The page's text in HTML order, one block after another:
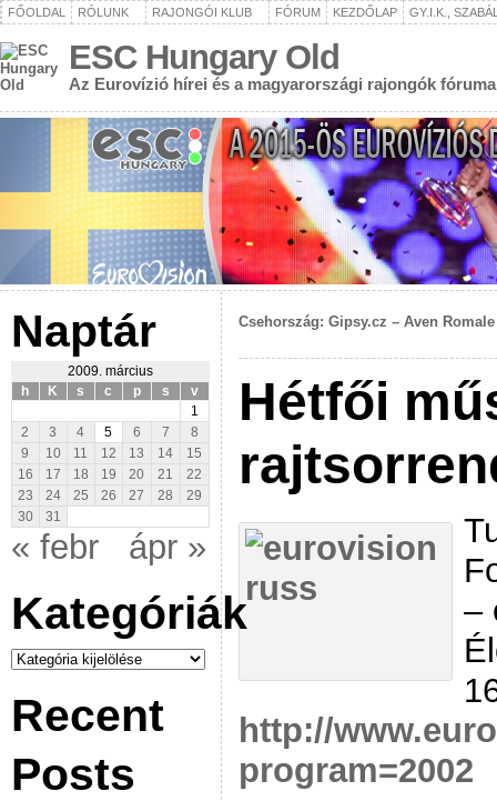
FŐOLDAL RÓLUNK RAJONGÓI KLUB FÓRUM KEZDŐLAP GY.I.K.,
ESC Hungary Old
Az Eurovízió hírei és a magyarországi rajongók fóruma
Naptár
2009. március
h
K s c p s
v
1
2
3 4 5 6 7
8
9
10 11 12 13 14
15
16
17 18 19 20 21
22
23
24 25 26 27 28
29
30
31
« febr ápr »
Kategóriák
Kategóriák
Recent
Posts
Csehország: Gipsy.cz – Aven Romale
Hétfői
–
http://
program=2002